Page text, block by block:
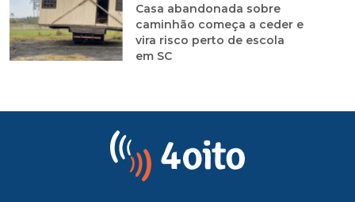
Casa abandonada sobre
caminhão começa a ceder e
vira risco perto de escola
em SC